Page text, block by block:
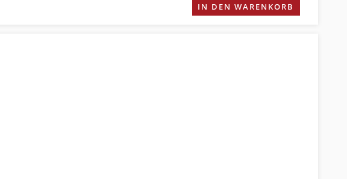
IN DEN WARENKORB